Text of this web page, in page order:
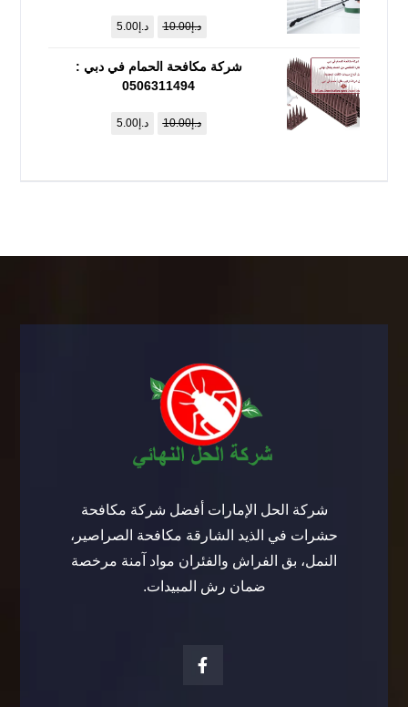
د.إ10.00 د.إ5.00
شركة مكافحة الحمام في دبي :
0506311494
د.إ10.00 د.إ5.00
شركة الحل الإمارات أفضل شركة مكافحة
حشرات في الذيد الشارقة مكافحة الصراصير،
النمل، بق الفراش والفئران مواد آمنة مرخصة
ضمان رش المبيدات.